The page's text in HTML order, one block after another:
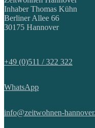
Inhaber Thomas Kühn
Berliner Allee 66
30175 Hannover
+49 (0)511 / 322 322
WhatsApp
info@zeitwohnen-